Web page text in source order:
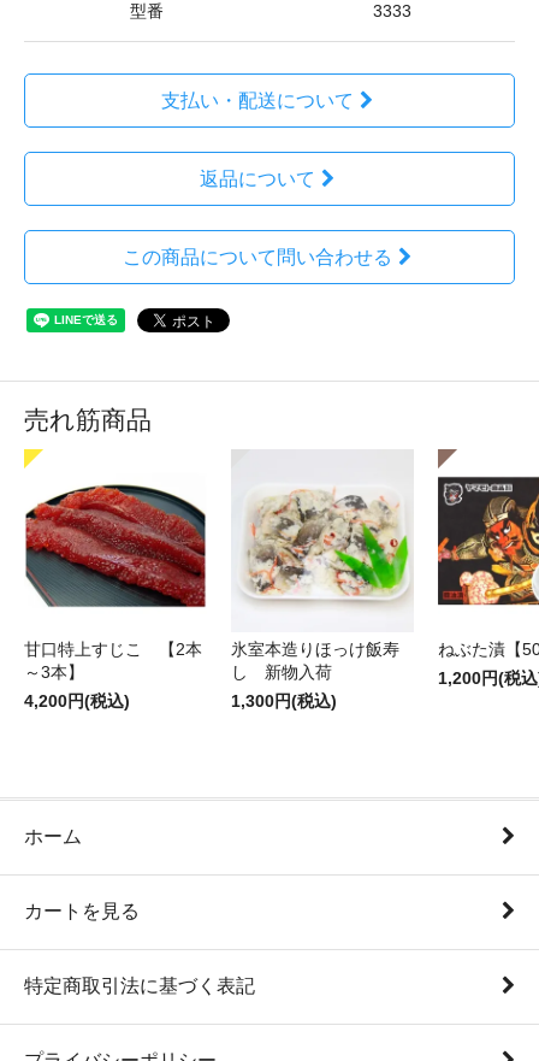
型番 3333
支払い・配送について
返品について
この商品について問い合わせる
売れ筋商品
甘口特上すじこ 【2本
～3本】
4,200円(税込)
氷室本造りほっけ飯寿
し 新物入荷
1,300円(税込)
ねぶた漬【
1,200円(税
ホーム
カートを見る
特定商取引法に基づく表記